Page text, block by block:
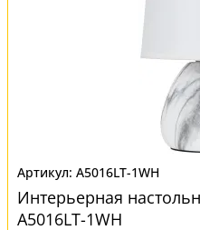
A5016LT-1WH
Интерьерная
A5016LT-1WH